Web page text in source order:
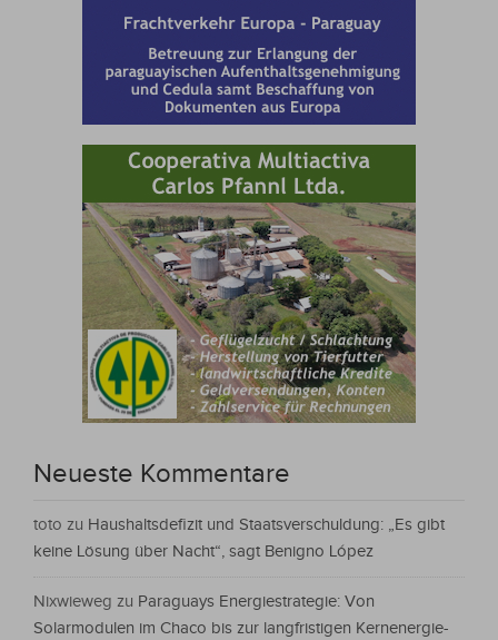
Neueste Kommentare
toto zu Haushaltsdefizit und Staatsverschuldung: „Es gibt
keine Lösung über Nacht“, sagt Benigno López
Nixwieweg zu Paraguays Energiestrategie: Von
Solarmodulen im Chaco bis zur langfristigen Kernenergie-